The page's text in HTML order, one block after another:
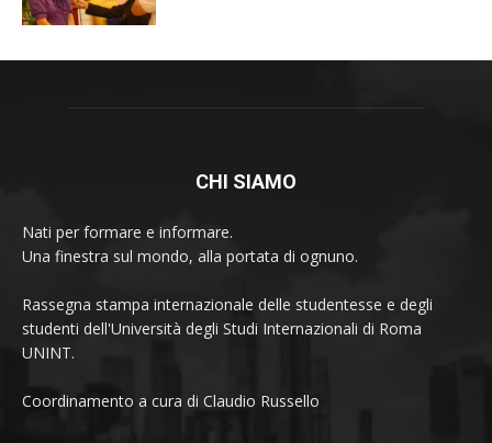
CHI SIAMO
Nati per formare e informare.
Una finestra sul mondo, alla portata di ognuno.
Rassegna stampa internazionale delle studentesse e degli
studenti dell'Università degli Studi Internazionali di Roma
UNINT.
Coordinamento a cura di Claudio Russello